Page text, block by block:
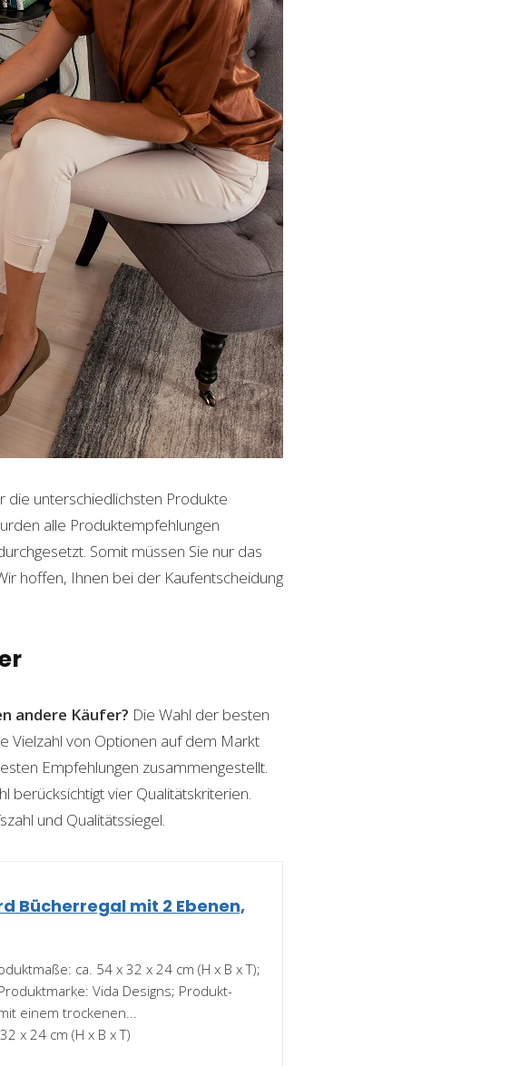
die unterschiedlichsten Produkte
alle Produktempfehlungen
Somit müssen Sie nur das
hoffen, Ihnen bei der Kaufentscheidung
andere Käufer? Die Wahl der besten
Vielzahl von Optionen auf dem Markt
Empfehlungen zusammengestellt.
berücksichtigt vier Qualitätskriterien.
und Qualitätssiegel.
Bücherregal mit 2 Ebenen,
ca. 54 x 32 x 24 cm (H x B x T);
Vida Designs; Produkt-
einem trockenen...
x 24 cm (H x B x T)